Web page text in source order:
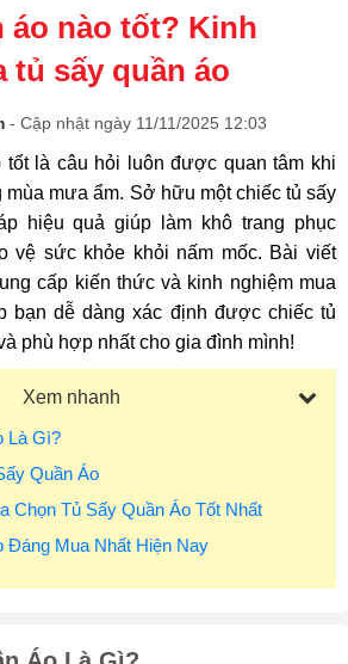
áo nào tốt? Kinh
tủ sấy quần áo
- Cập nhật ngày 11/11/2025 12:03
tốt là câu hỏi luôn được quan tâm khi
mùa mưa ẩm. Sở hữu một chiếc tủ sấy
hiệu quả giúp làm khô trang phục
vệ sức khỏe khỏi nấm mốc. Bài viết
cấp kiến thức và kinh nghiệm mua
bạn dễ dàng xác định được chiếc tủ
phù hợp nhất cho gia đình mình!
Xem nhanh
Là Gì?
Quần Áo
Chọn Tủ Sấy Quần Áo Tốt Nhất
Đáng Mua Nhất Hiện Nay